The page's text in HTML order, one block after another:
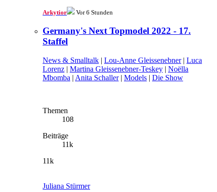
Arkytior Vor 6 Stunden
Germany's Next Topmodel 2022 - 17.
Staffel
News & Smalltalk | Lou-Anne Gleissenebner| Luca
Lorenz | Martina Gleissenebner-Teskey | Noëlla
Mbomba | Anita Schaller| Models | Die Show
Themen
108
Beiträge
11k
11k
Juliana Stürmer